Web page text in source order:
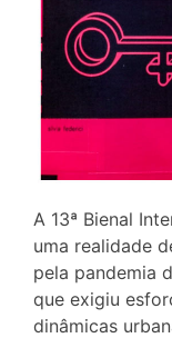
A 13ª Bienal
uma realidade
pela pandemia
que exigiu
dinâmicas